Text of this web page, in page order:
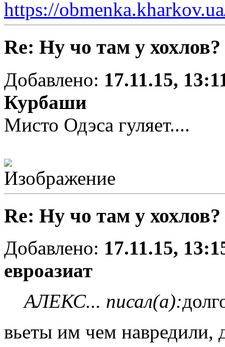
https://
Re: Ну чо там у хохлов?
Добавлено: 17.11.15,
Курбаши
Мисто Одэса гуляет....
Re: Ну чо там у хохлов?
Добавлено: 17.11.15,
евроазиат
АЛЕКС... писал(а):
вьеты им чем навредили,